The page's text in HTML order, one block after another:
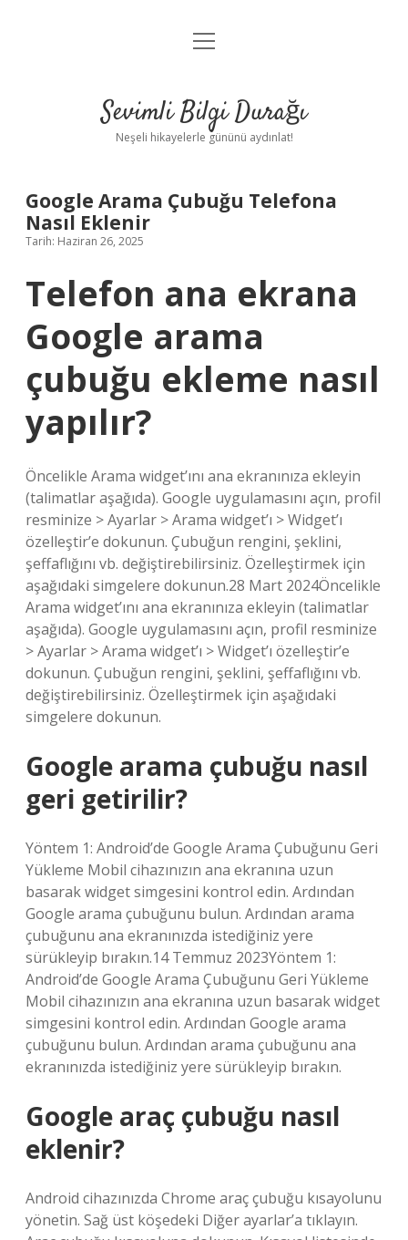
Anasayfa
Yasal Uyarı
menüyü
Sevimli Bilgi Durağı
Neşeli hikayelerle gününü aydınlat!
Google Arama Çubuğu Telefona
Nasıl Eklenir
Tarih: Haziran 26, 2025
Telefon ana ekrana
Google arama
çubuğu ekleme nasıl
yapılır?
Öncelikle Arama widget’ını ana ekranınıza ekleyin
(talimatlar aşağıda). Google uygulamasını açın, profil
resminize > Ayarlar > Arama widget’ı > Widget’ı
özelleştir’e dokunun. Çubuğun rengini, şeklini,
şeffaflığını vb. değiştirebilirsiniz. Özelleştirmek için
aşağıdaki simgelere dokunun.28 Mart 2024Öncelikle
Arama widget’ını ana ekranınıza ekleyin (talimatlar
aşağıda). Google uygulamasını açın, profil resminize
> Ayarlar > Arama widget’ı > Widget’ı özelleştir’e
dokunun. Çubuğun rengini, şeklini, şeffaflığını vb.
değiştirebilirsiniz. Özelleştirmek için aşağıdaki
simgelere dokunun.
Google arama çubuğu nasıl
geri getirilir?
Yöntem 1: Android’de Google Arama Çubuğunu Geri
Yükleme Mobil cihazınızın ana ekranına uzun
basarak widget simgesini kontrol edin. Ardından
Google arama çubuğunu bulun. Ardından arama
çubuğunu ana ekranınızda istediğiniz yere
sürükleyip bırakın.14 Temmuz 2023Yöntem 1:
Android’de Google Arama Çubuğunu Geri Yükleme
Mobil cihazınızın ana ekranına uzun basarak widget
simgesini kontrol edin. Ardından Google arama
çubuğunu bulun. Ardından arama çubuğunu ana
ekranınızda istediğiniz yere sürükleyip bırakın.
Google araç çubuğu nasıl
eklenir?
Android cihazınızda Chrome araç çubuğu kısayolunu
yönetin. Sağ üst köşedeki Diğer ayarlar’a tıklayın.